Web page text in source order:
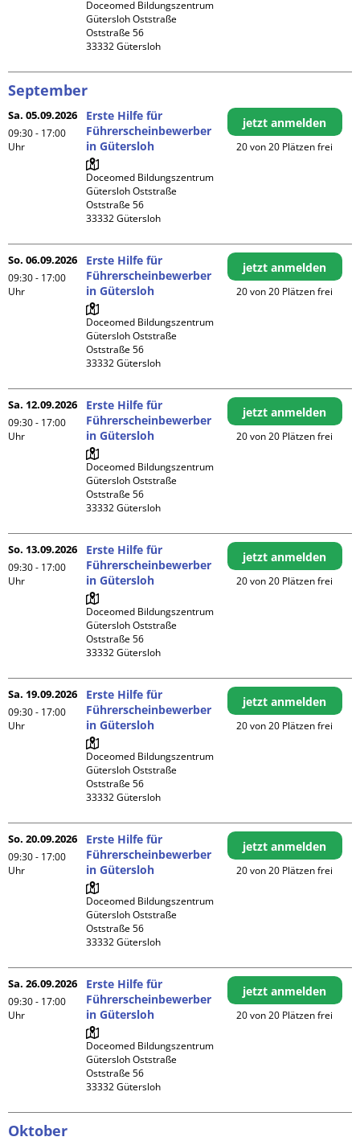
Doceomed Bildungszentrum
Gütersloh Oststraße
Oststraße 56
September
Sa. 05.09.2026
09:30 - 17:00
Uhr
Erste Hilfe für
Führerscheinbewerber
in Gütersloh
Doceomed Bildungszentrum
Gütersloh Oststraße
Oststraße 56
jetzt anmelden
20 von 20 Plätzen frei
So. 06.09.2026
09:30 - 17:00
Uhr
Erste Hilfe für
Führerscheinbewerber
in Gütersloh
Doceomed Bildungszentrum
Gütersloh Oststraße
Oststraße 56
jetzt anmelden
20 von 20 Plätzen frei
Sa. 12.09.2026
09:30 - 17:00
Uhr
Erste Hilfe für
Führerscheinbewerber
in Gütersloh
Doceomed Bildungszentrum
Gütersloh Oststraße
Oststraße 56
jetzt anmelden
20 von 20 Plätzen frei
So. 13.09.2026
09:30 - 17:00
Uhr
Erste Hilfe für
Führerscheinbewerber
in Gütersloh
Doceomed Bildungszentrum
Gütersloh Oststraße
Oststraße 56
jetzt anmelden
20 von 20 Plätzen frei
Sa. 19.09.2026
09:30 - 17:00
Uhr
Erste Hilfe für
Führerscheinbewerber
in Gütersloh
Doceomed Bildungszentrum
Gütersloh Oststraße
Oststraße 56
jetzt anmelden
20 von 20 Plätzen frei
So. 20.09.2026
09:30 - 17:00
Uhr
Erste Hilfe für
Führerscheinbewerber
in Gütersloh
Doceomed Bildungszentrum
Gütersloh Oststraße
Oststraße 56
jetzt anmelden
20 von 20 Plätzen frei
Sa. 26.09.2026
09:30 - 17:00
Uhr
Erste Hilfe für
Führerscheinbewerber
in Gütersloh
Doceomed Bildungszentrum
Gütersloh Oststraße
Oststraße 56
jetzt anmelden
20 von 20 Plätzen frei
Oktober